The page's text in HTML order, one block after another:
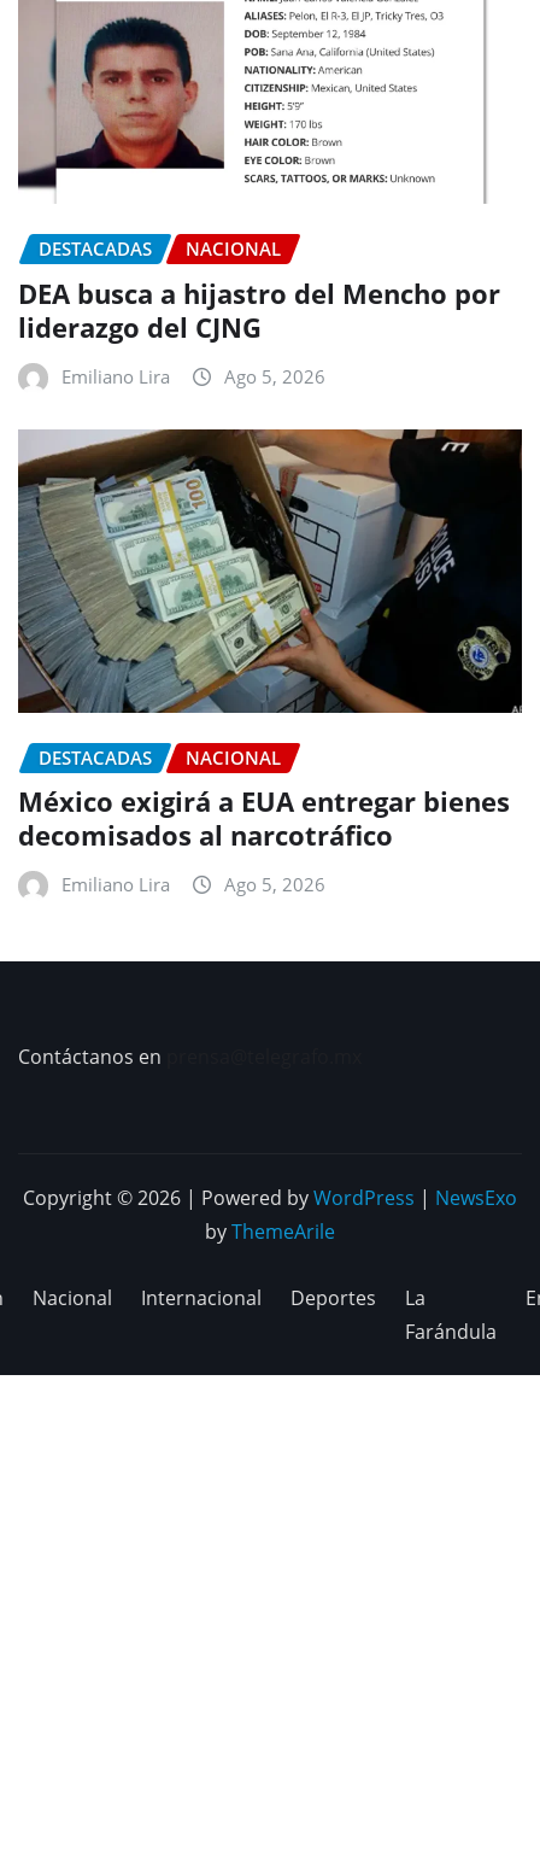
DESTACADAS NACIONAL
DEA busca a hijastro del Mencho por
liderazgo del CJNG
Emiliano Lira Ago 5, 2026
DESTACADAS NACIONAL
México exigirá a EUA entregar bienes
decomisados al narcotráfico
Emiliano Lira Ago 5, 2026
Contáctanos en
Copyright © 2026 | Powered byWordPress | NewsExo
byThemeArile
Nacional Internacional Deportes
La
Farándula